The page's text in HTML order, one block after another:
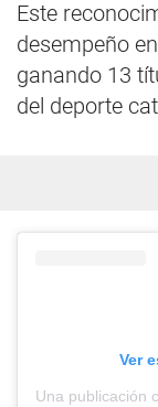
Este
desempeño
ganando 13
del deporte
Ver